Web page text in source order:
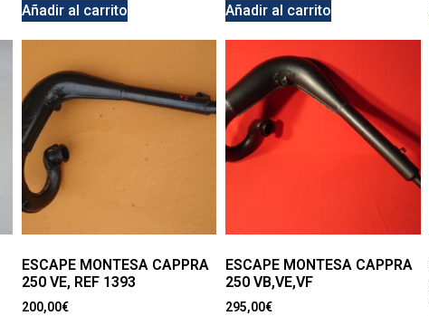
Añadir al carrito Añadir al carrito
ESCAPE MONTESA CAPPRA
250 VE, REF 1393
200,00€
ESCAPE MONTESA CAPPRA
250 VB,VE,VF
295,00€